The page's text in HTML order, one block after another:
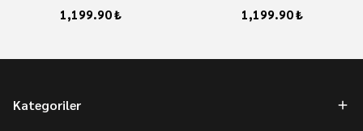
1,199.90 ₺ 1,199.90 ₺
Kategoriler